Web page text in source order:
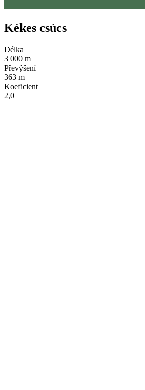
Kékes csúcs
Délka
3 000 m
Převýšení
363 m
Koeficient
2,0